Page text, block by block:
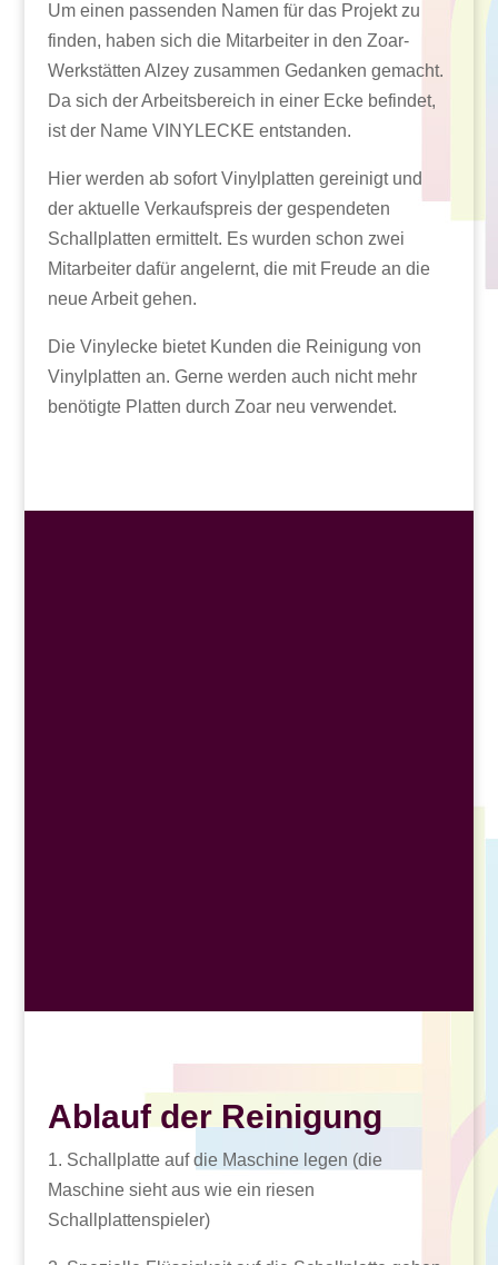
Um einen passenden Namen für das Projekt zu
finden, haben sich die Mitarbeiter in den Zoar-
Werkstätten Alzey zusammen Gedanken gemacht.
Da sich der Arbeitsbereich in einer Ecke befindet,
ist der Name VINYLECKE entstanden.
Hier werden ab sofort Vinylplatten gereinigt und
der aktuelle Verkaufspreis der gespendeten
Schallplatten ermittelt. Es wurden schon zwei
Mitarbeiter dafür angelernt, die mit Freude an die
neue Arbeit gehen.
Die Vinylecke bietet Kunden die Reinigung von
Vinylplatten an. Gerne werden auch nicht mehr
benötigte Platten durch Zoar neu verwendet.
Ablauf der Reinigung
1. Schallplatte auf die Maschine legen (die
Maschine sieht aus wie ein riesen
Schallplattenspieler)